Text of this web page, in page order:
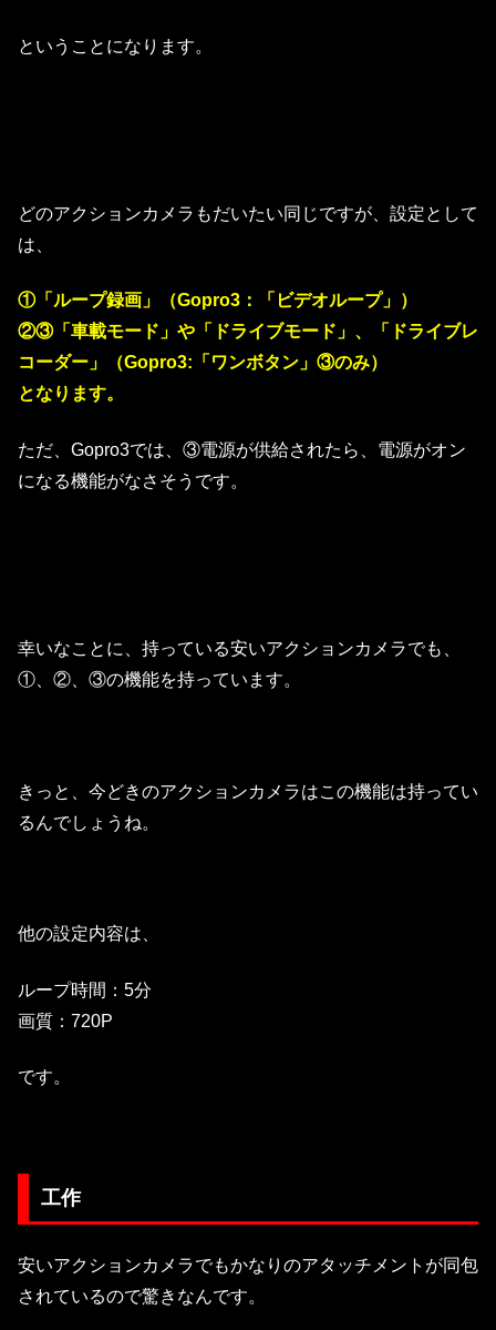
ということになります。
どのアクションカメラもだいたい同じですが、設定として
は、
①「ループ録画」（Gopro3：「ビデオループ」）
②③「車載モード」や「ドライブモード」、「ドライブレ
コーダー」（Gopro3:「ワンボタン」③のみ）
となります。
ただ、Gopro3では、③電源が供給されたら、電源がオン
になる機能がなさそうです。
幸いなことに、持っている安いアクションカメラでも、
①、②、③の機能を持っています。
きっと、今どきのアクションカメラはこの機能は持ってい
るんでしょうね。
他の設定内容は、
ループ時間：5分
画質：720P
です。
工作
安いアクションカメラでもかなりのアタッチメントが同包
されているので驚きなんです。